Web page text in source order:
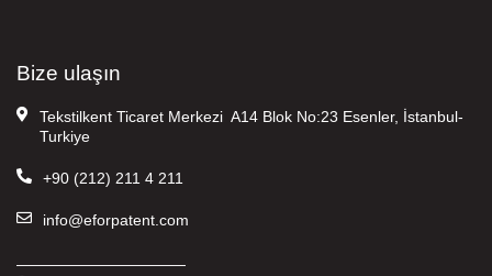
Bize ulaşın
Tekstilkent Ticaret Merkezi A14 Blok No:23 Esenler, İstanbul-
Turkiye
+90 (212) 211 4 211
info@eforpatent.com
———————————